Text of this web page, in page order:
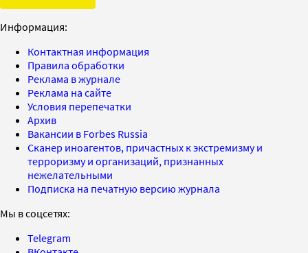
Информация:
Контактная информация
Правила обработки
Реклама в журнале
Реклама на сайте
Условия перепечатки
Архив
Вакансии в Forbes Russia
Сканер иноагентов, причастных к экстремизму и
терроризму и организаций, признанных
нежелательными
Подписка на печатную версию журнала
Мы в соцсетях:
Telegram